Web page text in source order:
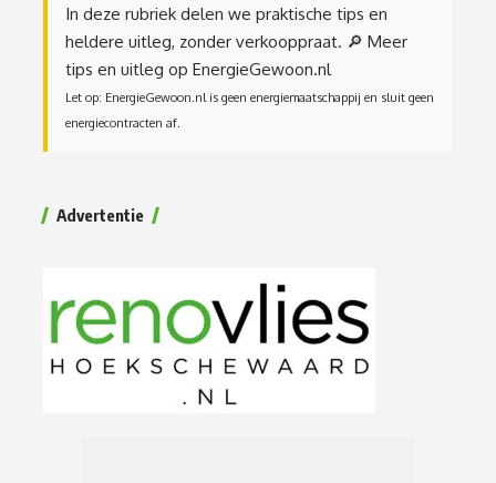
In deze rubriek delen we praktische tips en
heldere uitleg, zonder verkooppraat. 🔎 Meer
tips en uitleg op EnergieGewoon.nl
Let op: EnergieGewoon.nl is geen energiemaatschappij en sluit geen
energiecontracten af.
Advertentie